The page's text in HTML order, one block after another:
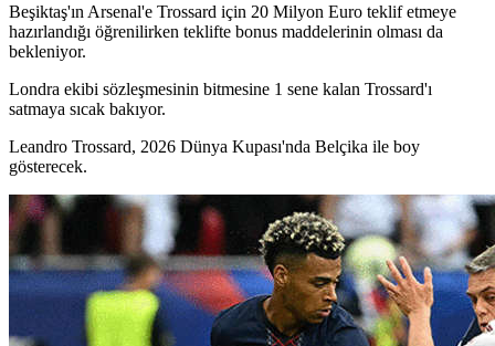
Beşiktaş'ın Arsenal'e Trossard için 20 Milyon Euro teklif etmeye
hazırlandığı öğrenilirken teklifte bonus maddelerinin olması da
bekleniyor.
Londra ekibi sözleşmesinin bitmesine 1 sene kalan Trossard'ı
satmaya sıcak bakıyor.
Leandro Trossard, 2026 Dünya Kupası'nda Belçika ile boy
gösterecek.